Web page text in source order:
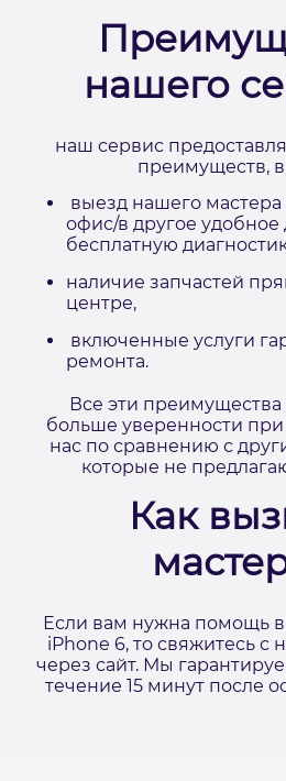
нашего
наш сервис
преимуществ,
выезд нашего
офис/в другое удобное
бесплатную
наличие запчастей
центре,
включенные услуги
ремонта.
Все эти
больше уверенности при
нас по сравнению с
которые не
Как
Если вам нужна помощь в
iPhone 6, то свяжитесь с
через сайт. Мы
течение 15 минут после